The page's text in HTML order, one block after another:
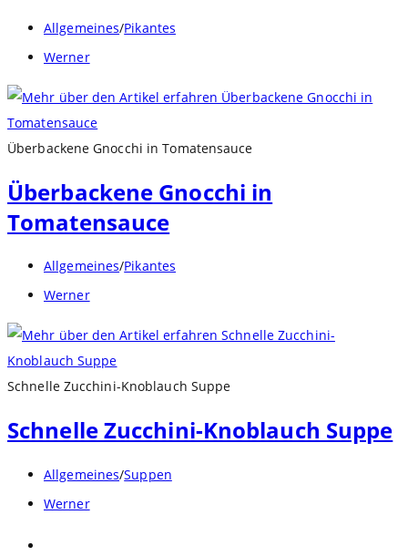
Beitrags-
Kategorie:
Allgemeines/Pikantes
Beitrags-
Werner
Überbackene Gnocchi in Tomatensauce
Überbackene Gnocchi in
Tomatensauce
Beitrags-
Kategorie:
Allgemeines/Pikantes
Beitrags-
Werner
Schnelle Zucchini-Knoblauch Suppe
Schnelle Zucchini-Knoblauch Suppe
Beitrags-
Kategorie:
Allgemeines/Suppen
Beitrags-
Werner